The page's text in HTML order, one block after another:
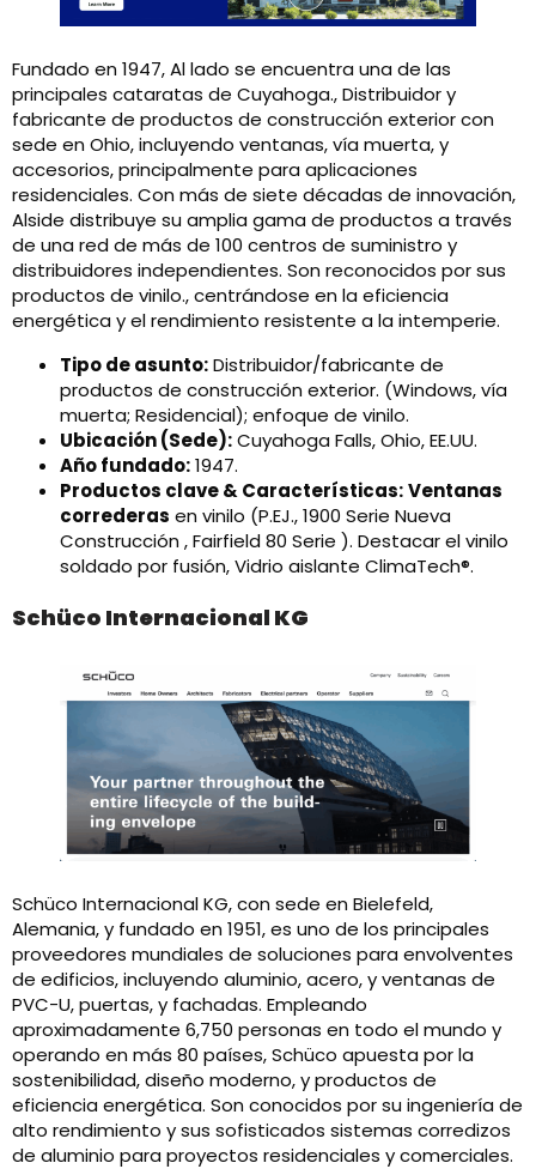
Fundado en 1947, Al lado se encuentra una de las
principales cataratas de Cuyahoga., Distribuidor y
fabricante de productos de construcción exterior con
sede en Ohio, incluyendo ventanas, vía muerta, y
accesorios, principalmente para aplicaciones
residenciales. Con más de siete décadas de innovación,
Alside distribuye su amplia gama de productos a través
de una red de más de 100 centros de suministro y
distribuidores independientes. Son reconocidos por sus
productos de vinilo., centrándose en la eficiencia
energética y el rendimiento resistente a la intemperie.
Tipo de asunto:Distribuidor/fabricante de
productos de construcción exterior. (Windows, vía
muerta; Residencial); enfoque de vinilo.
Ubicación (Sede):Cuyahoga Falls, Ohio, EE.UU.
Año fundado:1947.
Productos clave & Características:Ventanas
correderas en vinilo (P.EJ., 1900 Serie Nueva
Construcción , Fairfield 80 Serie ). Destacar el vinilo
soldado por fusión, Vidrio aislante ClimaTech®.
Schüco Internacional KG
Schüco Internacional KG, con sede en Bielefeld,
Alemania, y fundado en 1951, es uno de los principales
proveedores mundiales de soluciones para envolventes
de edificios, incluyendo aluminio, acero, y ventanas de
PVC-U, puertas, y fachadas. Empleando
aproximadamente 6,750 personas en todo el mundo y
operando en más 80 países, Schüco apuesta por la
sostenibilidad, diseño moderno, y productos de
eficiencia energética. Son conocidos por su ingeniería de
alto rendimiento y sus sofisticados sistemas corredizos
de aluminio para proyectos residenciales y comerciales.